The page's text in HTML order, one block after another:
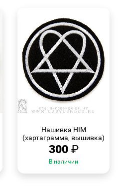
Нашивка HIM
(хартаграмма, вышивка)
300 ₽
В наличии